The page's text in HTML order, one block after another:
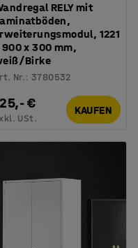
RELY mit
1221
900 x 300 mm,
Birke
Nr.:3780532
€
USt.
KAUFEN